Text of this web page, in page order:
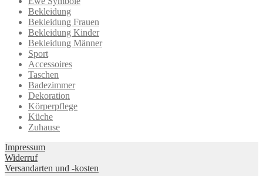
Bekleidung
Bekleidung Frauen
Bekleidung Kinder
Bekleidung Männer
Sport
Accessoires
Taschen
Badezimmer
Dekoration
Körperpflege
Küche
Zuhause
Impressum
Widerruf
Versandarten und -kosten